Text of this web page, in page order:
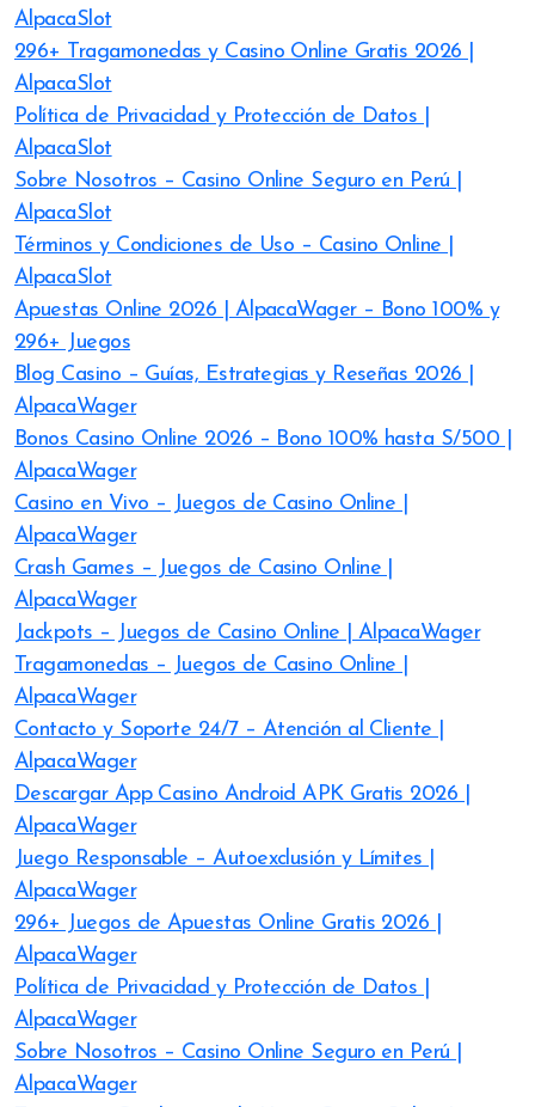
AlpacaSlot
296+ Tragamonedas y Casino Online Gratis 2026 |
AlpacaSlot
Política de Privacidad y Protección de Datos |
AlpacaSlot
Sobre Nosotros – Casino Online Seguro en Perú |
AlpacaSlot
Términos y Condiciones de Uso – Casino Online |
AlpacaSlot
Apuestas Online 2026 | AlpacaWager – Bono 100% y
296+ Juegos
Blog Casino – Guías, Estrategias y Reseñas 2026 |
AlpacaWager
Bonos Casino Online 2026 – Bono 100% hasta S/500 |
AlpacaWager
Casino en Vivo – Juegos de Casino Online |
AlpacaWager
Crash Games – Juegos de Casino Online |
AlpacaWager
Jackpots – Juegos de Casino Online | AlpacaWager
Tragamonedas – Juegos de Casino Online |
AlpacaWager
Contacto y Soporte 24/7 – Atención al Cliente |
AlpacaWager
Descargar App Casino Android APK Gratis 2026 |
AlpacaWager
Juego Responsable – Autoexclusión y Límites |
AlpacaWager
296+ Juegos de Apuestas Online Gratis 2026 |
AlpacaWager
Política de Privacidad y Protección de Datos |
AlpacaWager
Sobre Nosotros – Casino Online Seguro en Perú |
AlpacaWager